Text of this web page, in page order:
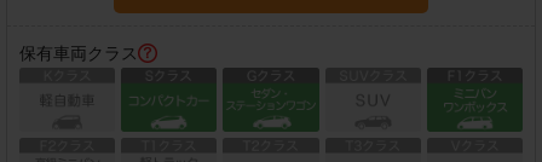
保有車両クラス